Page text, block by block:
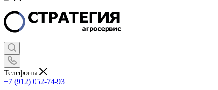
Телефоны
+7 (912) 052-74-93